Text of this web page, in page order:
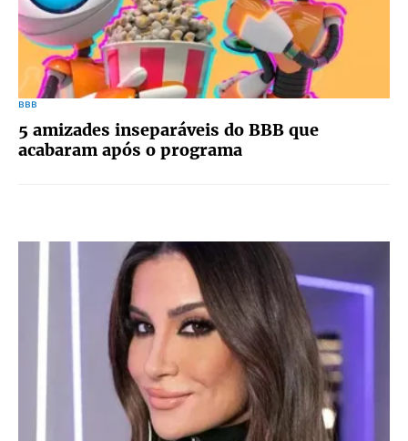
BBB
5 amizades inseparáveis do BBB que
acabaram após o programa